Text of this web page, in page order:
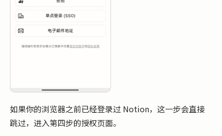
如果你的浏览器之前已经登录过 Notion，这一步会直接
跳过，进入第四步的授权页面。